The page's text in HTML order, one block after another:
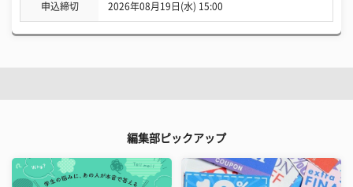
申込締切 2026年08月19日(水) 15:00
編集部ピックアップ